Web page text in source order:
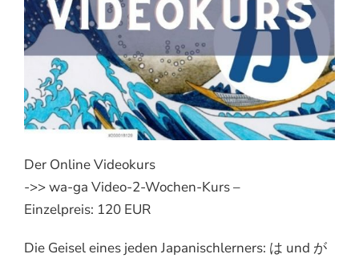
Der Online Videokurs
->> wa-ga Video-2-Wochen-Kurs –
Einzelpreis: 120 EUR
Die Geisel eines jeden Japanischlerners: は und が